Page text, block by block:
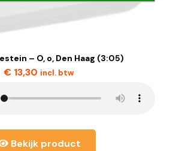
– O, o, Den Haag (3:05)
€ 13,30 incl. btw
Bekijk product